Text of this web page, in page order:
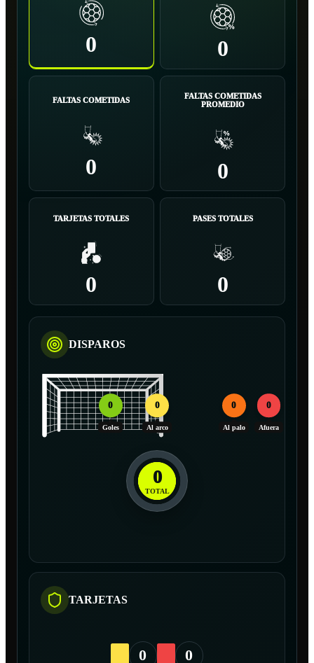
0 0
FALTAS COMETIDAS
0
FALTAS COMETIDAS
PROMEDIO
0
TARJETAS TOTALES
0
PASES TOTALES
0
DISPAROS
0
Goles
0
Al arco
0
Al palo
0
Afuera
0
TOTAL
TARJETAS
0 0